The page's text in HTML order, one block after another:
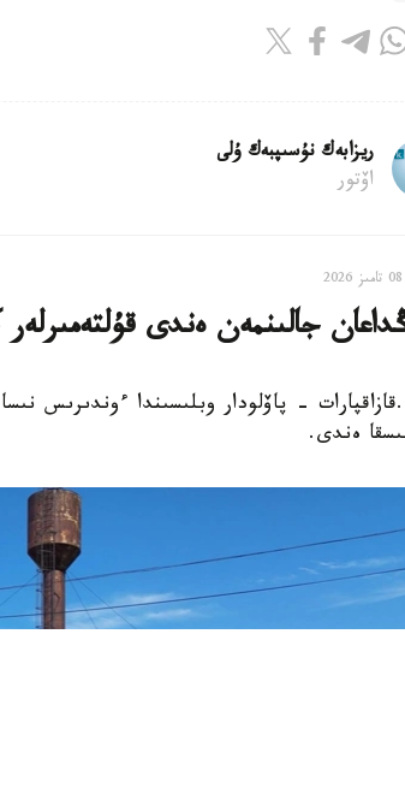
ريزابەك نۇسىپبەك ۇلى
اۆتور
جالىنمەن ەندى
- پاۆلودار وبلىسىندا ءوندىرىس
ەندى.